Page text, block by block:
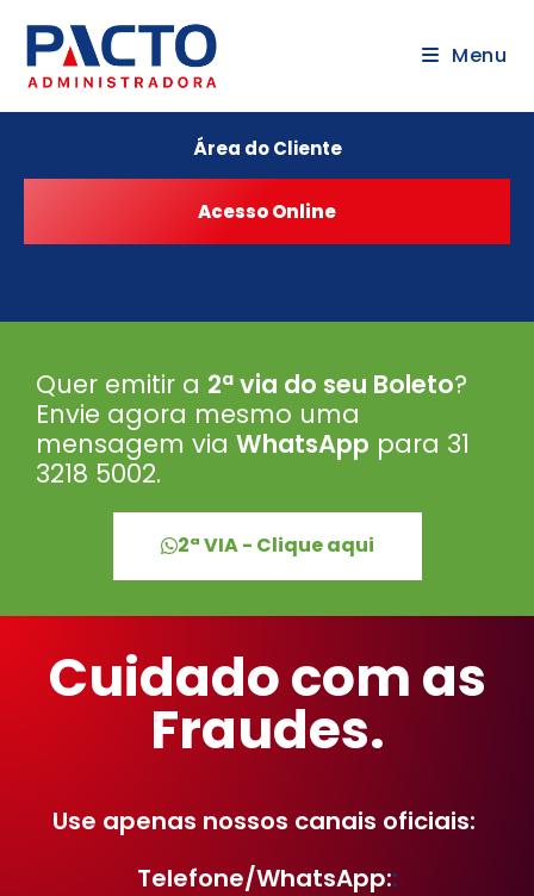
Menu
Área do Cliente
Quer emitir a 2ª via do seu Boleto?
Envie agora mesmo uma
mensagem via WhatsApp para 31
3218 5002.
2ª VIA - Clique aqui
Cuidado com as
Fraudes.
Use apenas nossos canais oficiais:
Telefone/WhatsApp::